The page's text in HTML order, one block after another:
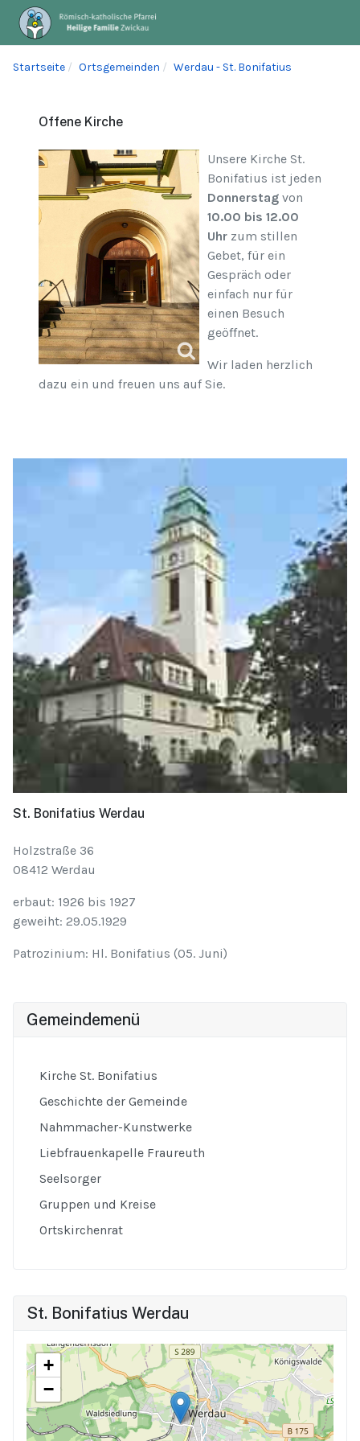
Startseite Ortsgemeinden Werdau - St. Bonifatius
Offene Kirche
Unsere Kirche St.
Bonifatius ist jeden
Donnerstag von
10.00 bis 12.00
Uhr zum stillen
Gebet, für ein
Gespräch oder
einfach nur für
einen Besuch
geöffnet.
Wir laden herzlich
dazu ein und freuen uns auf Sie.
St. Bonifatius Werdau
Holzstraße 36
08412 Werdau
erbaut: 1926 bis 1927
geweiht: 29.05.1929
Patrozinium: Hl. Bonifatius (05. Juni)
Gemeindemenü
Kirche St. Bonifatius
Geschichte der Gemeinde
Nahmmacher-Kunstwerke
Liebfrauenkapelle Fraureuth
Seelsorger
Gruppen und Kreise
Ortskirchenrat
St. Bonifatius Werdau
+
−